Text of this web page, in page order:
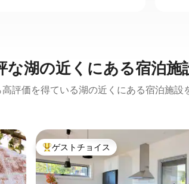
な湖の近くにある宿泊施
評価を得ている湖の近くにある宿泊施設
大好評のゲストチョイスです。
ゲストチョイス